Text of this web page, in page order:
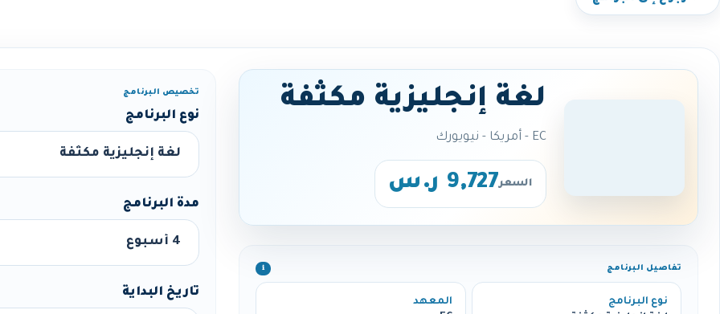
لغة إنجليزية مكثفة
EC - أمريكا - نيويورك
السعر9,727 ر.س
تفاصيل البرنامج ℹ️
نوع البرنامج
المعهد
تخصيص البرنامج
نوع البرنامج
مدة البرنامج
تاريخ البداية